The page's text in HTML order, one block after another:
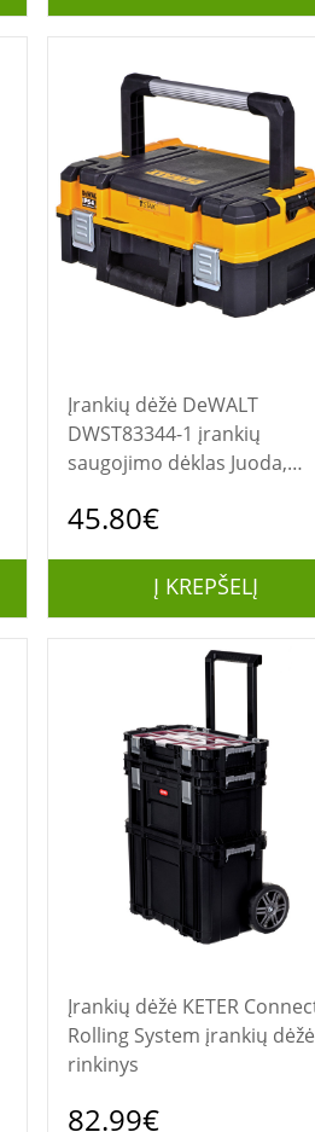
Įrankių dėžė DeWALT
DWST83344-1 įrankių
saugojimo dėklas Juoda,
45.80€
Į KREPŠELĮ
Įrankių dėžė KETER Connect
Rolling System įrankių
rinkinys
82.99€